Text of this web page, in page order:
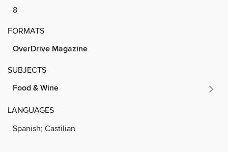
8
FORMATS
OverDrive Magazine
SUBJECTS
Food & Wine
LANGUAGES
Spanish; Castilian